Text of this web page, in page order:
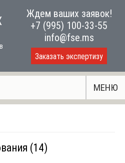
Ждем ваших заявок!
+7 (995) 100-33-55
info@fse.ms
Заказать экспертизу
МЕНЮ
(14)